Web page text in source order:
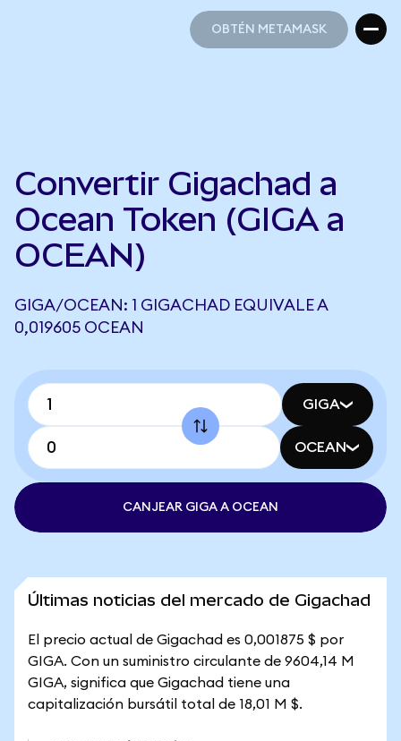
OBTÉN METAMASK
Convertir Gigachad a
Ocean Token (GIGA a
OCEAN)
GIGA/OCEAN: 1 GIGACHAD EQUIVALE A
0,019605 OCEAN
GIGA
OCEAN
CANJEAR GIGA A OCEAN
Últimas noticias del mercado de Gigachad
El precio actual de Gigachad es 0,001875 $ por
GIGA. Con un suministro circulante de 9604,14 M
GIGA, significa que Gigachad tiene una
capitalización bursátil total de 18,01 M $.